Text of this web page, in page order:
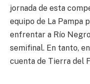
jornada de esta
equipo de La Pampa
enfrentar a Río
semifinal. En tanto,
cuenta de Tierra del